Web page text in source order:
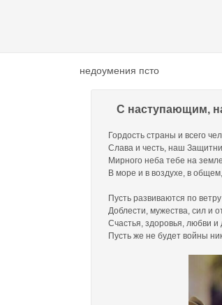
недоумения псто
С наступающим,
Гордость страны и всего
Слава и честь, наш
Мирного неба тебе на
В море и в воздухе, в
Пусть развиваются по
Доблести, мужества, сил и
Счастья, здоровья, любви и
Пусть же не будет войны